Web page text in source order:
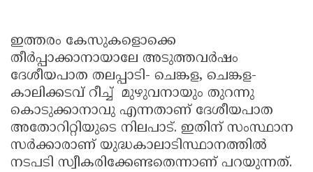
ഇത്തരം കേസുകളൊക്കെ
തീർപ്പാക്കാനായാലേ അടുത്തവർഷം
ദേശീയപാത തലപ്പാടി- ചെങ്കള, ചെങ്കള-
കാലിക്കടവ് റീച്ച് മുഴുവനായും തുറന്നു
കൊടുക്കാനാവു എന്നതാണ് ദേശീയപാത
അതോറിറ്റിയുടെ നിലപാട്. ഇതിന് സംസ്ഥാന
സർക്കാരാണ് യുദ്ധകാലാടിസ്ഥാനത്തിൽ
നടപടി സ്വീകരിക്കേണ്ടതെന്നാണ് പറയുന്നത്.